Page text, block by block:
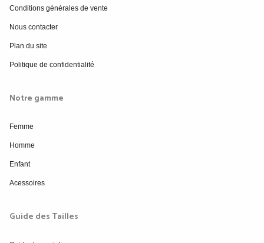
Conditions générales de vente
Nous contacter
Plan du site
Politique de confidentialité
Notre gamme
Femme
Homme
Enfant
Acessoires
Guide des Tailles